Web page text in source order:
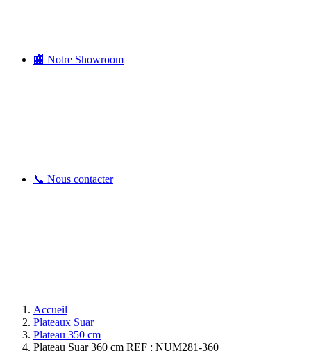
🏬 Notre Showroom
📞 Nous contacter
Accueil
Plateaux Suar
Plateau 350 cm
Plateau Suar 360 cm REF : NUM281-360